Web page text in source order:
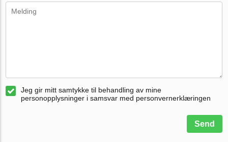
Jeg gir mitt samtykke til behandling av mine
personopplysninger i samsvar med personvernerklæringen
Send